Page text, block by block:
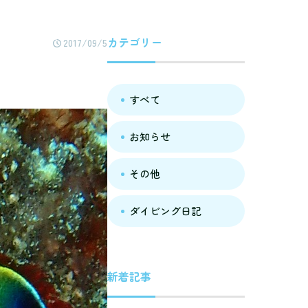
2017/09/5カテゴリー
すべて
お知らせ
その他
ダイビング日記
新着記事